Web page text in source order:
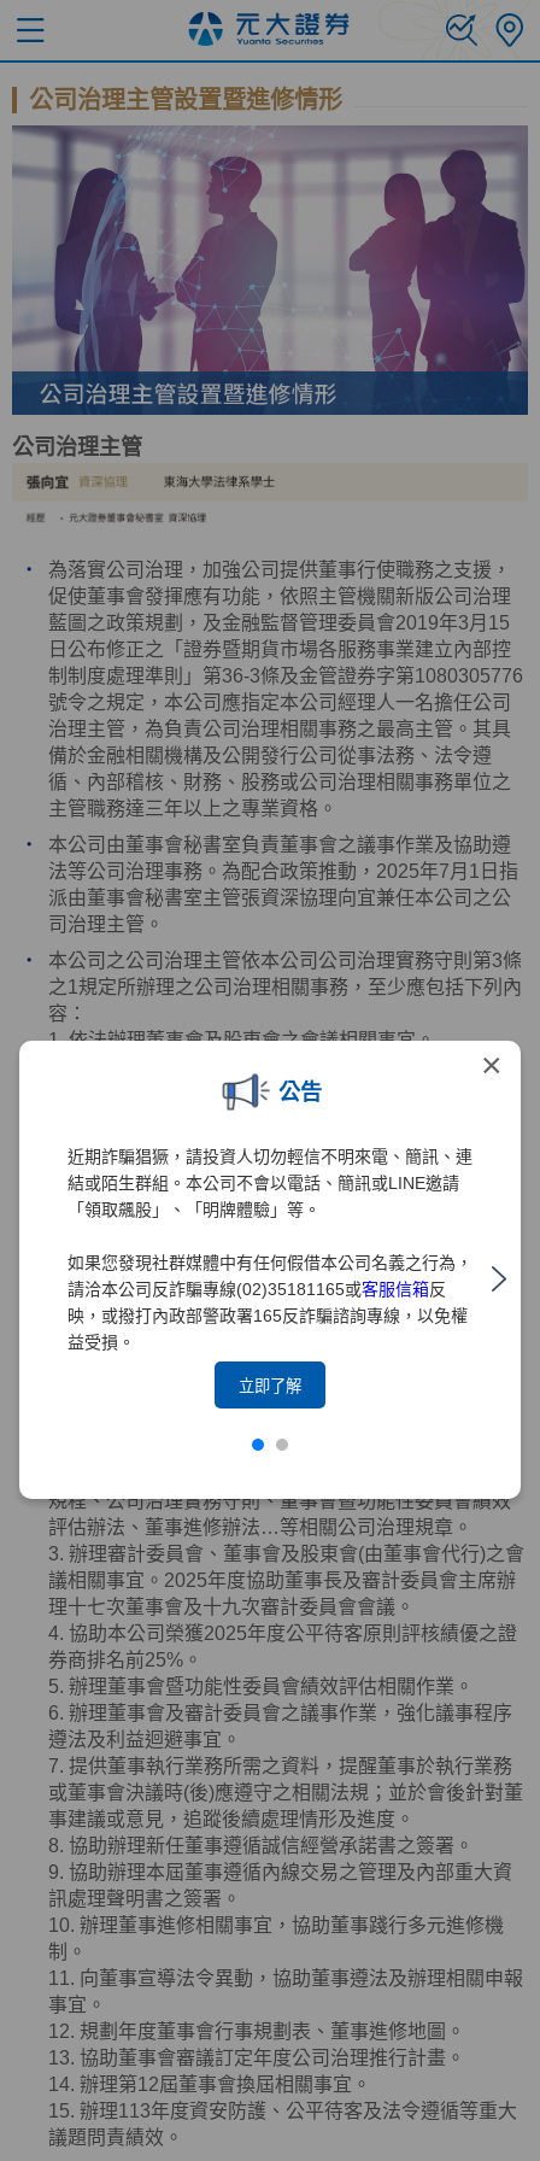
×
公告
近期詐騙猖獗，請投資人切勿輕信不明來電、簡訊、連
結或陌生群組。本公司不會以電話、簡訊或LINE邀請
「領取飆股」、「明牌體驗」等。
如果您發現社群媒體中有任何假借本公司名義之行為，
請洽本公司反詐騙專線(02)35181165或客服信箱反
映，或撥打內政部警政署165反詐騙諮詢專線，以免權
益受損。
立即了解
公司治理主管設置暨進修情形
公司治理主管
為落實公司治理，加強公司提供董事行使職務之支援，
促使董事會發揮應有功能，依照主管機關新版公司治理
藍圖之政策規劃，及金融監督管理委員會2019年3月 15
日公布修正之「證券暨期貨市場各服務事業建立內部控
制制度處理準則」第36-3條及金管證券字第1080305776
號令之規定，本公司應指定本公司經理人一名擔任公司
治理主管，為負責公司治理相關事務之最高主管。其具
備於金融相關機構及公開發行公司從事法務、法令遵
循、內部稽核、財務、股務或公司治理相關事務單位之
主管職務達三年以上之專業資格。
本公司由董事會秘書室負責董事會之議事作業及協助遵
法等公司治理事務。為配合政策推動， 2025年7月 1 日指
派由董事會秘書室主管張資深協理向宜兼任本公司之公
司治理主管。
本公司之公司治理主管依本公司公司治理實務守則第3條
之1 規定所辦理之公司治理相關事務，至少應包括下列內
容：
1. 依法辦理董事會及股東會之會議相關事宜。
含獨立董事
就任及持續進修。
5. 協助董事(含獨立董事 遵循法令。
6. 向董事會報告其就獨立董事於選任時及任職期間內資
格是否符合相關法令規章之檢視結果。
應即通知本公司及公司治理主管。本公司或公司治理主
管接獲通知，應依相關法令規章辦理。
8. 其他依公司章程或契約所訂定之事項等。
2025年度業務執行情形如下：
1. 協助董事會審議有關公司治理、公平待客、誠信經
營、智慧財產權、永續發展及ESG
2. 督導辦理董事會相關重要規範適時研修調整，包括修
規程、公司治理實務守則、董事會暨功能性委員會績效
評估辦法、董事進修辦法…等相關公司治理規章。
3. 辦理審計委員會、董事會及股東會(由董事會代行)之會
議相關事宜。 2025年度協助董事長及審計委員會主席辦
理十七次董事會及十九次審計委員會會議。
4. 協助本公司榮獲2025年度公平待客原則評核績優之證
券商排名前25% 。
5. 辦理董事會暨功能性委員會績效評估相關作業。
6. 辦理董事會及審計委員會之議事作業，強化議事程序
遵法及利益迴避事宜。
7. 提供董事執行業務所需之資料，提醒董事於執行業務
或董事會決議時(後)應遵守之相關法規；並於會後針對董
事建議或意見，追蹤後續處理情形及進度。
8. 協助辦理新任董事遵循誠信經營承諾書之簽署。
9. 協助辦理本屆董事遵循內線交易之管理及內部重大資
訊處理聲明書之簽署。
10. 辦理董事進修相關事宜，協助董事踐行多元進修機
制。
11. 向董事宣導法令異動，協助董事遵法及辦理相關申報
事宜。
12. 規劃年度董事會行事規劃表、董事進修地圖。
13. 協助董事會審議訂定年度公司治理推行計畫。
14. 辦理第12屆董事會換屆相關事宜。
15. 辦理113年度資安防護、公平待客及法令遵循等重大
議題問責績效。